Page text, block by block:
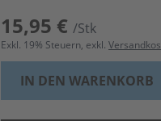
15,95 € /Stk
Exkl. 19% Steuern, exkl.
IN DEN WARENKORB